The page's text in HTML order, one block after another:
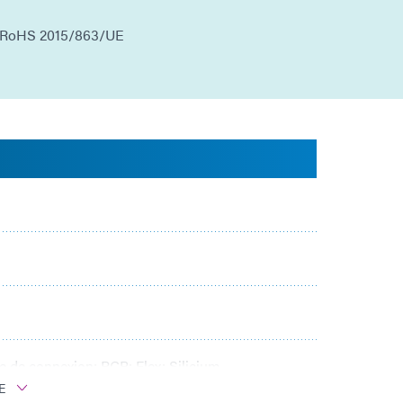
2015/863/UE
connexion; PCB; Flex; Silicium